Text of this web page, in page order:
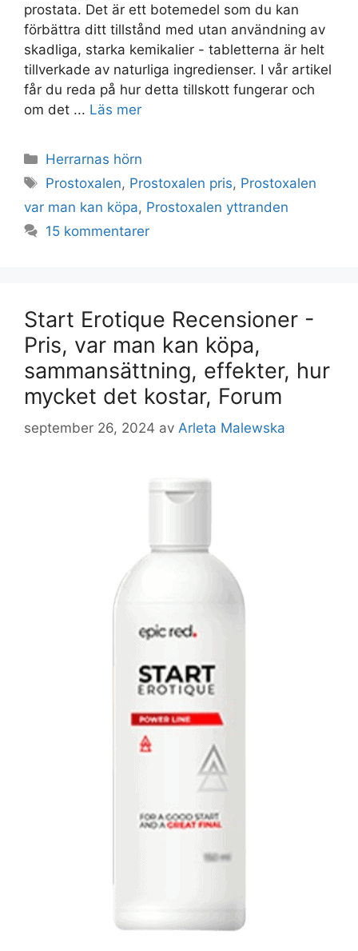
prostata. Det är ett botemedel som du kan
förbättra ditt tillstånd med utan användning av
skadliga, starka kemikalier - tabletterna är helt
tillverkade av naturliga ingredienser. I vår artikel
får du reda på hur detta tillskott fungerar och
om det ... Läs mer
Kategorier
Herrarnas hörn
Taggar
Prostoxalen, Prostoxalen pris, Prostoxalen
var man kan köpa, Prostoxalen yttranden
15 kommentarer
Start Erotique Recensioner -
Pris, var man kan köpa,
sammansättning, effekter, hur
mycket det kostar, Forum
september 26, 2024 av Arleta Malewska